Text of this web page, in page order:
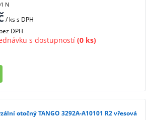
/ kss DPH
DPH
s dostupností (0 ks)
N
otočný TANGO 3292A-A10101 R2 vřesová